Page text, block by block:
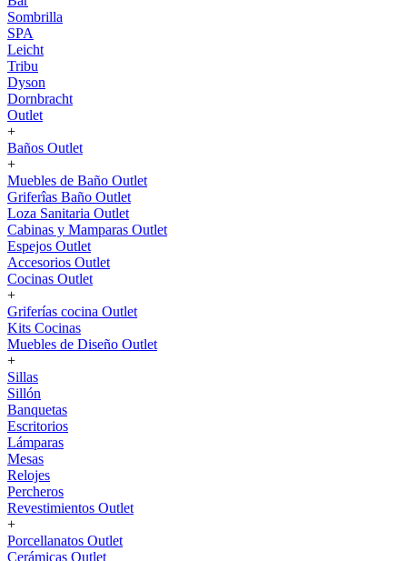
Sombrilla
SPA
Leicht
Tribu
Dyson
Dornbracht
Outlet
+
Baños Outlet
+
Muebles de Baño Outlet
Griferîas Baño Outlet
Loza Sanitaria Outlet
Cabinas y Mamparas Outlet
Espejos Outlet
Accesorios Outlet
Cocinas Outlet
+
Griferías cocina Outlet
Kits Cocinas
Muebles de Diseño Outlet
+
Sillas
Sillón
Banquetas
Escritorios
Lámparas
Mesas
Relojes
Percheros
Revestimientos Outlet
+
Porcellanatos Outlet
Cerámicas Outlet